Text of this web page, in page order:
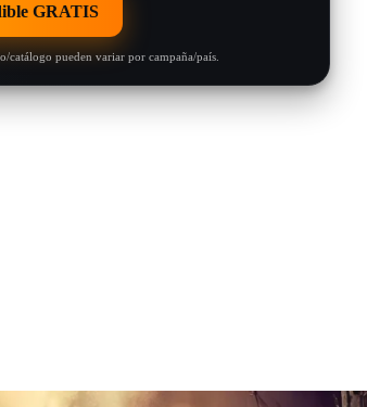
GRATIS
catálogo pueden variar por campaña/país.